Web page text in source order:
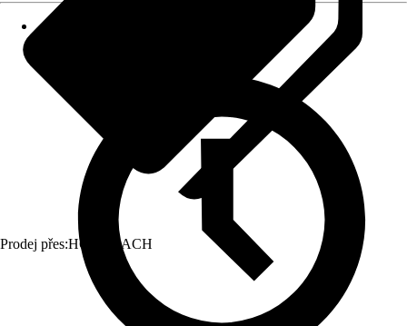
Prodej přes:HORNBACH